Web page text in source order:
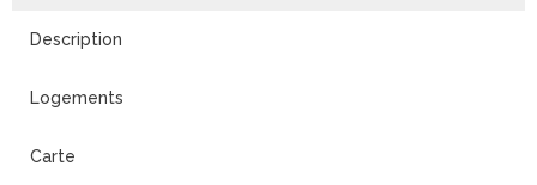
Description
Logements
Carte